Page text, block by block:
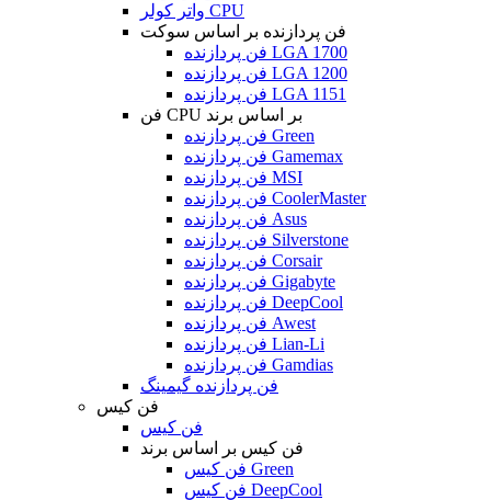
واتر کولر CPU
فن پردازنده بر اساس سوکت
فن پردازنده LGA 1700
فن پردازنده LGA 1200
فن پردازنده LGA 1151
فن CPU بر اساس برند
فن پردازنده Green
فن پردازنده Gamemax
فن پردازنده MSI
فن پردازنده CoolerMaster
فن پردازنده Asus
فن پردازنده Silverstone
فن پردازنده Corsair
فن پردازنده Gigabyte
فن پردازنده DeepCool
فن پردازنده Awest
فن پردازنده Lian-Li
فن پردازنده Gamdias
فن پردازنده گیمینگ
فن کیس
فن کیس
فن کیس بر اساس برند
فن کیس Green
فن کیس DeepCool